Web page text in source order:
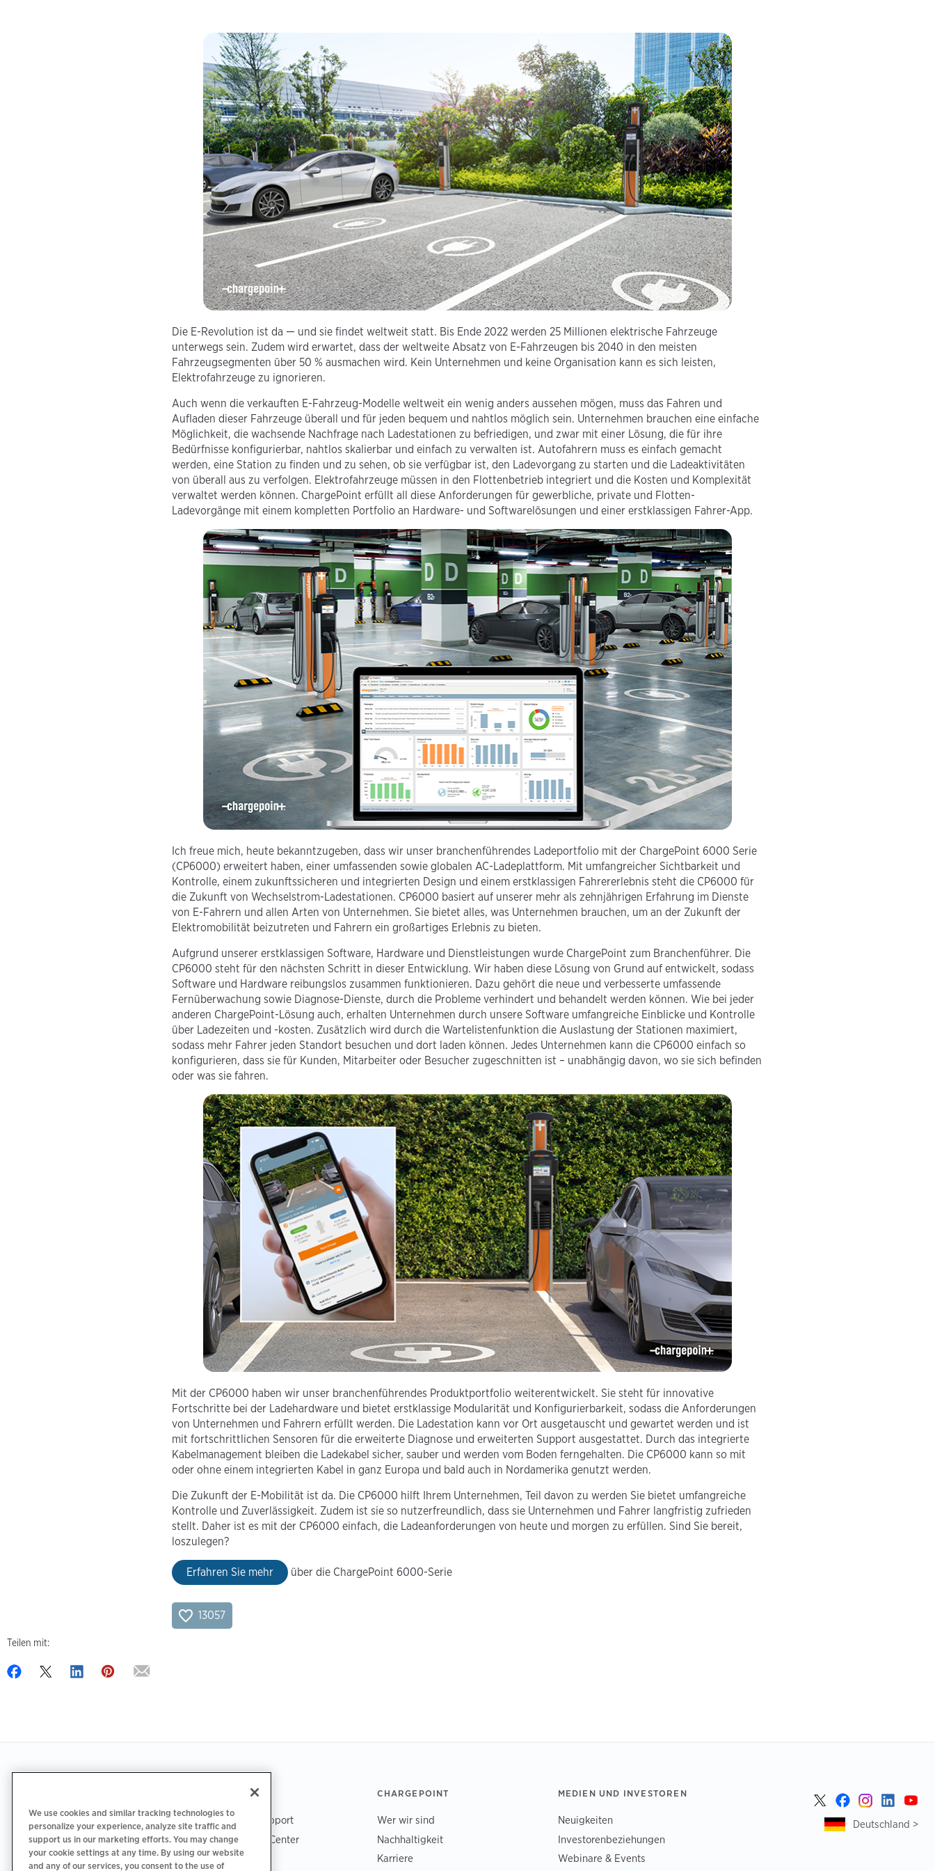
Die E-Revolution ist da — und sie findet weltweit statt. Bis Ende 2022 werden 25 Millionen elektrische Fahrzeuge
unterwegs sein. Zudem wird erwartet, dass der weltweite Absatz von E-Fahrzeugen bis 2040 in den meisten
Fahrzeugsegmenten über 50 % ausmachen wird. Kein Unternehmen und keine Organisation kann es sich leisten,
Elektrofahrzeuge zu ignorieren.
Auch wenn die verkauften E-Fahrzeug-Modelle weltweit ein wenig anders aussehen mögen, muss das Fahren und
Aufladen dieser Fahrzeuge überall und für jeden bequem und nahtlos möglich sein. Unternehmen brauchen eine einfache
Möglichkeit, die wachsende Nachfrage nach Ladestationen zu befriedigen, und zwar mit einer Lösung, die für ihre
Bedürfnisse konfigurierbar, nahtlos skalierbar und einfach zu verwalten ist. Autofahrern muss es einfach gemacht
werden, eine Station zu finden und zu sehen, ob sie verfügbar ist, den Ladevorgang zu starten und die Ladeaktivitäten
von überall aus zu verfolgen. Elektrofahrzeuge müssen in den Flottenbetrieb integriert und die Kosten und Komplexität
verwaltet werden können. ChargePoint erfüllt all diese Anforderungen für gewerbliche, private und Flotten-
Ladevorgänge mit einem kompletten Portfolio an Hardware- und Softwarelösungen und einer erstklassigen Fahrer-App.
Ich freue mich, heute bekanntzugeben, dass wir unser branchenführendes Ladeportfolio mit der ChargePoint 6000 Serie
(CP6000) erweitert haben, einer umfassenden sowie globalen AC-Ladeplattform. Mit umfangreicher Sichtbarkeit und
Kontrolle, einem zukunftssicheren und integrierten Design und einem erstklassigen Fahrererlebnis steht die CP6000 für
die Zukunft von Wechselstrom-Ladestationen. CP6000 basiert auf unserer mehr als zehnjährigen Erfahrung im Dienste
von E-Fahrern und allen Arten von Unternehmen. Sie bietet alles, was Unternehmen brauchen, um an der Zukunft der
Elektromobilität beizutreten und Fahrern ein großartiges Erlebnis zu bieten.
Aufgrund unserer erstklassigen Software, Hardware und Dienstleistungen wurde ChargePoint zum Branchenführer. Die
CP6000 steht für den nächsten Schritt in dieser Entwicklung. Wir haben diese Lösung von Grund auf entwickelt, sodass
Software und Hardware reibungslos zusammen funktionieren. Dazu gehört die neue und verbesserte umfassende
Fernüberwachung sowie Diagnose-Dienste, durch die Probleme verhindert und behandelt werden können. Wie bei jeder
anderen ChargePoint-Lösung auch, erhalten Unternehmen durch unsere Software umfangreiche Einblicke und Kontrolle
über Ladezeiten und -kosten. Zusätzlich wird durch die Wartelistenfunktion die Auslastung der Stationen maximiert,
sodass mehr Fahrer jeden Standort besuchen und dort laden können. Jedes Unternehmen kann die CP6000 einfach so
konfigurieren, dass sie für Kunden, Mitarbeiter oder Besucher zugeschnitten ist – unabhängig davon, wo sie sich befinden
oder was sie fahren.
Mit der CP6000 haben wir unser branchenführendes Produktportfolio weiterentwickelt. Sie steht für innovative
Fortschritte bei der Ladehardware und bietet erstklassige Modularität und Konfigurierbarkeit, sodass die Anforderungen
von Unternehmen und Fahrern erfüllt werden. Die Ladestation kann vor Ort ausgetauscht und gewartet werden und ist
mit fortschrittlichen Sensoren für die erweiterte Diagnose und erweiterten Support ausgestattet. Durch das integrierte
Kabelmanagement bleiben die Ladekabel sicher, sauber und werden vom Boden ferngehalten. Die CP6000 kann so mit
oder ohne einem integrierten Kabel in ganz Europa und bald auch in Nordamerika genutzt werden.
Die Zukunft der E-Mobilität ist da. Die CP6000 hilft Ihrem Unternehmen, Teil davon zu werden Sie bietet umfangreiche
Kontrolle und Zuverlässigkeit. Zudem ist sie so nutzerfreundlich, dass sie Unternehmen und Fahrer langfristig zufrieden
stellt. Daher ist es mit der CP6000 einfach, die Ladeanforderungen von heute und morgen zu erfüllen. Sind Sie bereit,
loszulegen?
Erfahren Sie mehr über die ChargePoint 6000-Serie
13057
Teilen mit:
ChargePoint-Support
Fahrer-Support Center
Trust Center
CHARGEPOINT
Wer wir sind
Nachhaltigkeit
Karriere
MEDIEN UND INVESTOREN
Neuigkeiten
Investorenbeziehungen
Webinare & Events
Deutschland >
We use cookies and similar tracking technologies to
personalize your experience, analyze site traffic and
support us in our marketing efforts. You may change
your cookie settings at any time. By using our website
and any of our services, you consent to the use of